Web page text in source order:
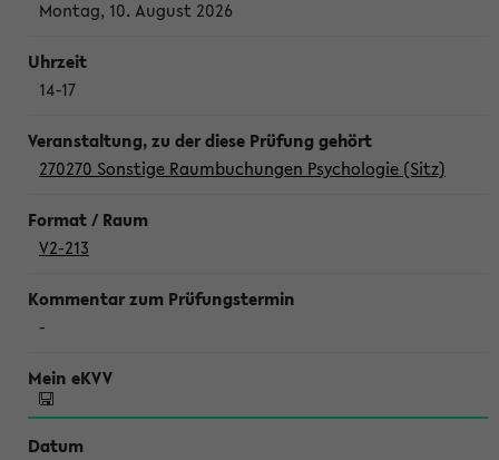
Montag, 10. August 2026
14-17
270270 Sonstige Raumbuchungen Psychologie (Sitz)
V2-213
-